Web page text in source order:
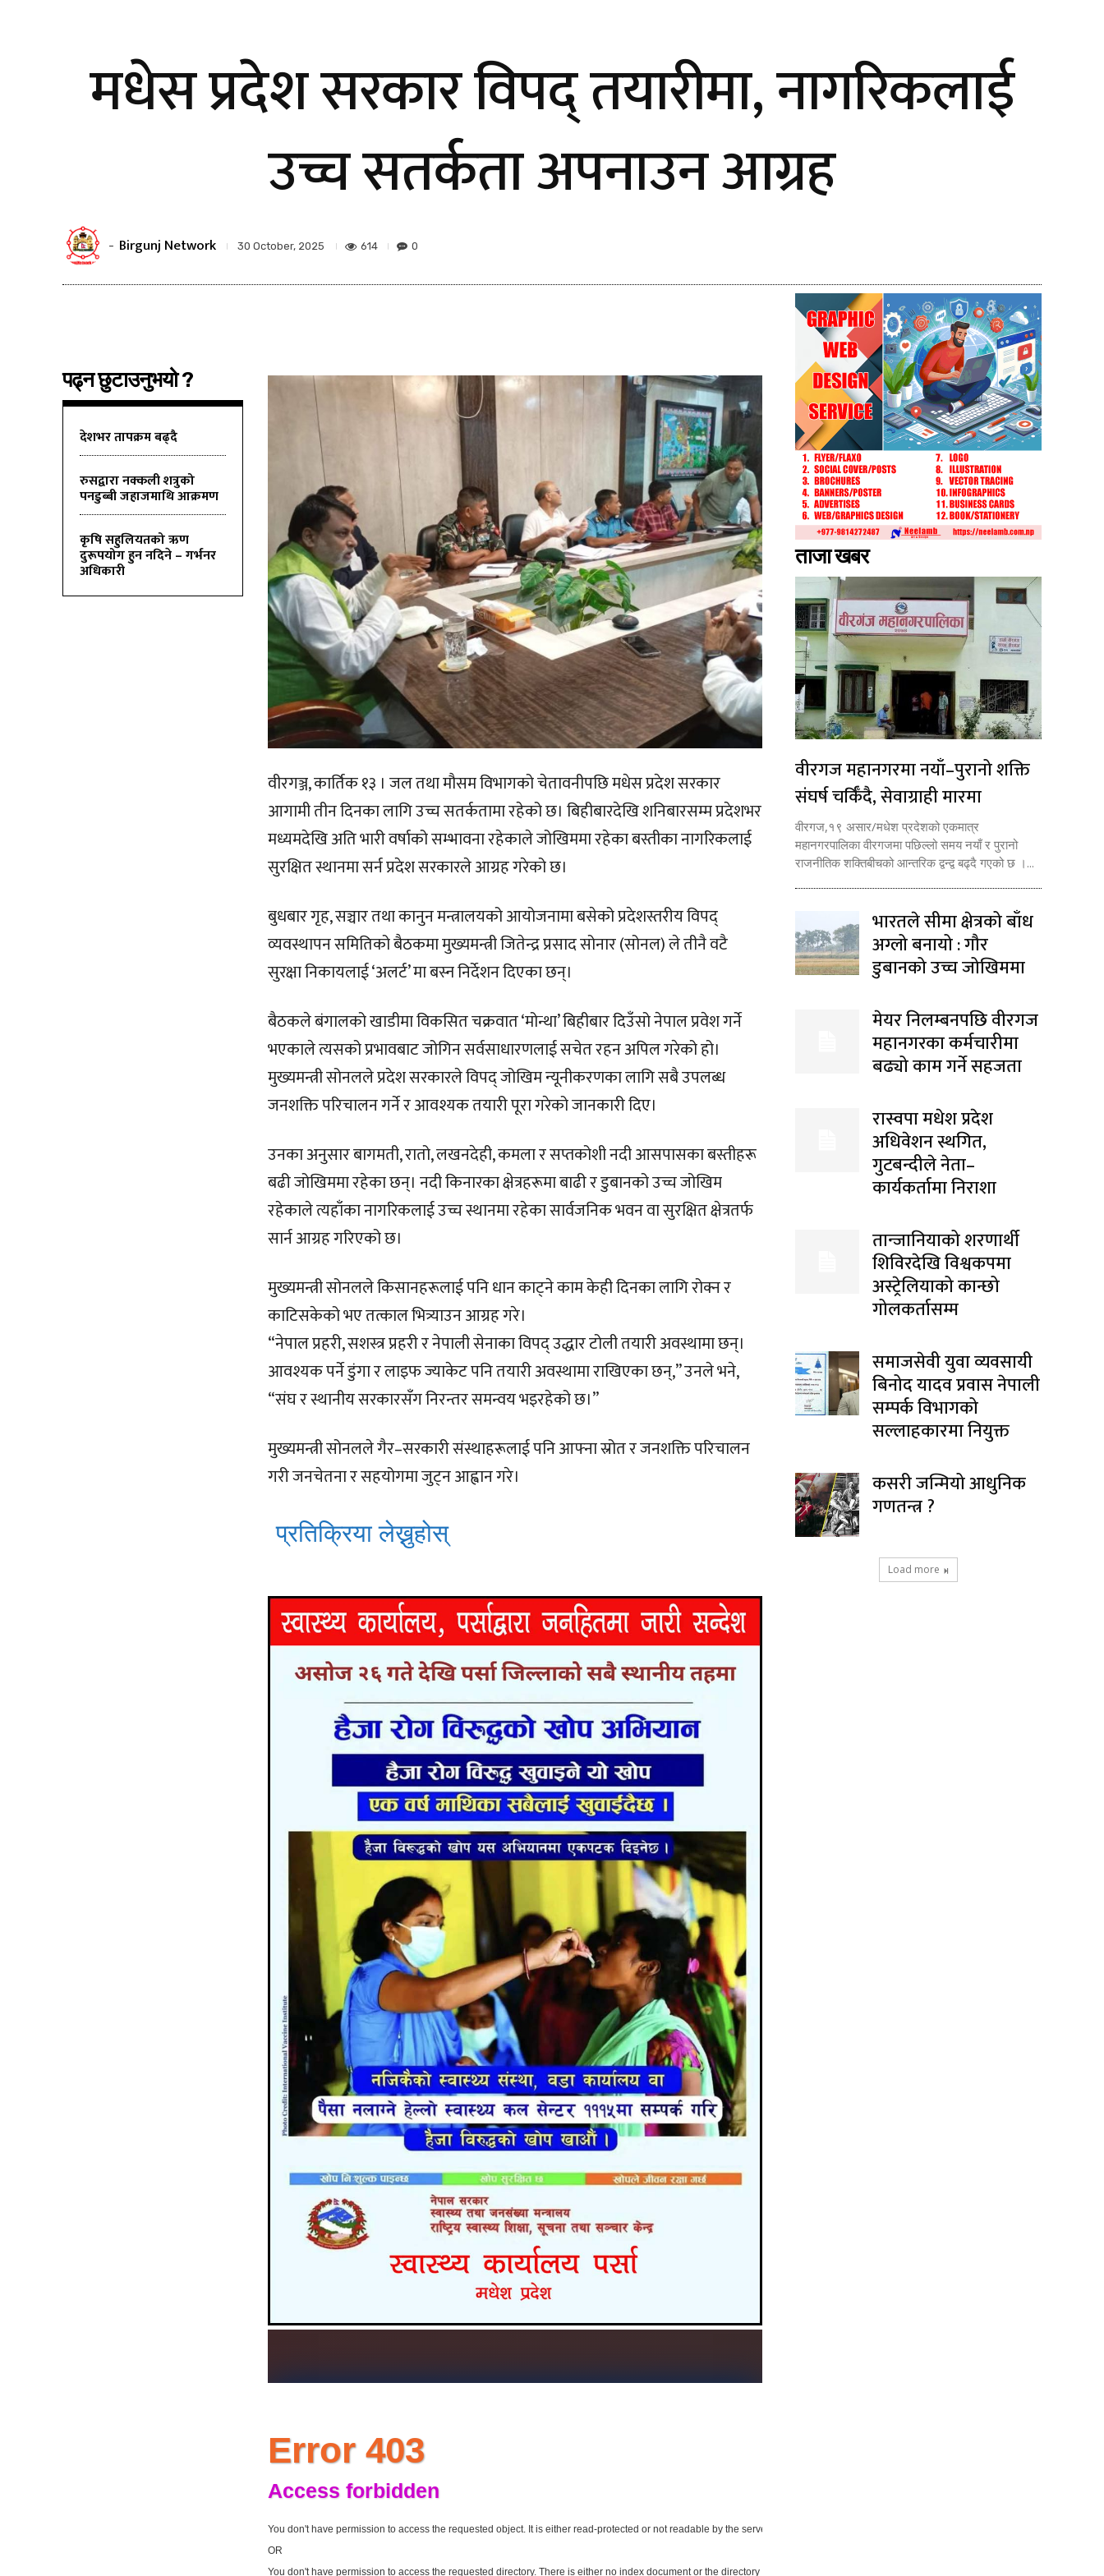
मधेस प्रदेश सरकार विपद् तयारीमा, नागरिकलाई
उच्च सतर्कता अपनाउन आग्रह
- Birgunj Network 30 October, 2025 614 0
पढ्न छुटाउनुभयो ?
देशभर तापक्रम बढ्दै
रुसद्वारा नक्कली शत्रुको
पनडुब्बी जहाजमाथि आक्रमण
कृषि सहुलियतको ऋण
दुरूपयोग हुन नदिने – गर्भनर
अधिकारी
वीरगञ्ज, कार्तिक १३ । जल तथा मौसम विभागको चेतावनीपछि मधेस प्रदेश सरकार
आगामी तीन दिनका लागि उच्च सतर्कतामा रहेको छ। बिहीबारदेखि शनिबारसम्म प्रदेशभर
मध्यमदेखि अति भारी वर्षाको सम्भावना रहेकाले जोखिममा रहेका बस्तीका नागरिकलाई
सुरक्षित स्थानमा सर्न प्रदेश सरकारले आग्रह गरेको छ।
बुधबार गृह, सञ्चार तथा कानुन मन्त्रालयको आयोजनामा बसेको प्रदेशस्तरीय विपद्
व्यवस्थापन समितिको बैठकमा मुख्यमन्त्री जितेन्द्र प्रसाद सोनार (सोनल) ले तीनै वटै
सुरक्षा निकायलाई ‘अलर्ट’ मा बस्न निर्देशन दिएका छन्।
बैठकले बंगालको खाडीमा विकसित चक्रवात ‘मोन्था’ बिहीबार दिउँसो नेपाल प्रवेश गर्ने
भएकाले त्यसको प्रभावबाट जोगिन सर्वसाधारणलाई सचेत रहन अपिल गरेको हो।
मुख्यमन्त्री सोनलले प्रदेश सरकारले विपद् जोखिम न्यूनीकरणका लागि सबै उपलब्ध
जनशक्ति परिचालन गर्ने र आवश्यक तयारी पूरा गरेको जानकारी दिए।
उनका अनुसार बागमती, रातो, लखनदेही, कमला र सप्तकोशी नदी आसपासका बस्तीहरू
बढी जोखिममा रहेका छन्। नदी किनारका क्षेत्रहरूमा बाढी र डुबानको उच्च जोखिम
रहेकाले त्यहाँका नागरिकलाई उच्च स्थानमा रहेका सार्वजनिक भवन वा सुरक्षित क्षेत्रतर्फ
सार्न आग्रह गरिएको छ।
मुख्यमन्त्री सोनलले किसानहरूलाई पनि धान काट्ने काम केही दिनका लागि रोक्न र
काटिसकेको भए तत्काल भित्र्याउन आग्रह गरे।
“नेपाल प्रहरी, सशस्त्र प्रहरी र नेपाली सेनाका विपद् उद्धार टोली तयारी अवस्थामा छन्।
आवश्यक पर्ने डुंगा र लाइफ ज्याकेट पनि तयारी अवस्थामा राखिएका छन्,” उनले भने,
“संघ र स्थानीय सरकारसँग निरन्तर समन्वय भइरहेको छ।”
मुख्यमन्त्री सोनलले गैर–सरकारी संस्थाहरूलाई पनि आफ्ना स्रोत र जनशक्ति परिचालन
गरी जनचेतना र सहयोगमा जुट्न आह्वान गरे।
प्रतिक्रिया लेख्नुहोस्
ताजा खबर
वीरगज महानगरमा नयाँ–पुरानो शक्ति
संघर्ष चर्किँदै, सेवाग्राही मारमा
वीरगज,१९ असार/मधेश प्रदेशको एकमात्र
महानगरपालिका वीरगजमा पछिल्लो समय नयाँ र पुरानो
राजनीतिक शक्तिबीचको आन्तरिक द्वन्द्व बढ्दै गएको छ ।...
भारतले सीमा क्षेत्रको बाँध
अग्लो बनायो : गौर
डुबानको उच्च जोखिममा
मेयर निलम्बनपछि वीरगज
महानगरका कर्मचारीमा
बढ्यो काम गर्ने सहजता
रास्वपा मधेश प्रदेश
अधिवेशन स्थगित,
गुटबन्दीले नेता–
कार्यकर्तामा निराशा
तान्जानियाको शरणार्थी
शिविरदेखि विश्वकपमा
अस्ट्रेलियाको कान्छो
गोलकर्तासम्म
समाजसेवी युवा व्यवसायी
बिनोद यादव प्रवास नेपाली
सम्पर्क विभागको
सल्लाहकारमा नियुक्त
कसरी जन्मियो आधुनिक
गणतन्त्र ?
Load more